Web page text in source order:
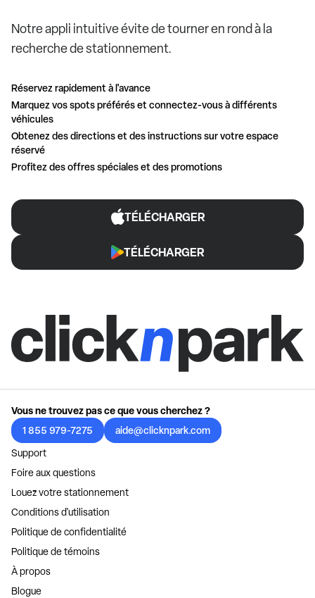
Notre appli intuitive évite de tourner en rond à la
recherche de stationnement.
Réservez rapidement à l'avance
Marquez vos spots préférés et connectez-vous à différents
véhicules
Obtenez des directions et des instructions sur votre espace
réservé
Profitez des offres spéciales et des promotions
TÉLÉCHARGER
TÉLÉCHARGER
Vous ne trouvez pas ce que vous cherchez ?
1 855 979-7275
aide@clicknpark.com
Support
Foire aux questions
Louez votre stationnement
Conditions d'utilisation
Politique de confidentialité
Politique de témoins
À propos
Blogue